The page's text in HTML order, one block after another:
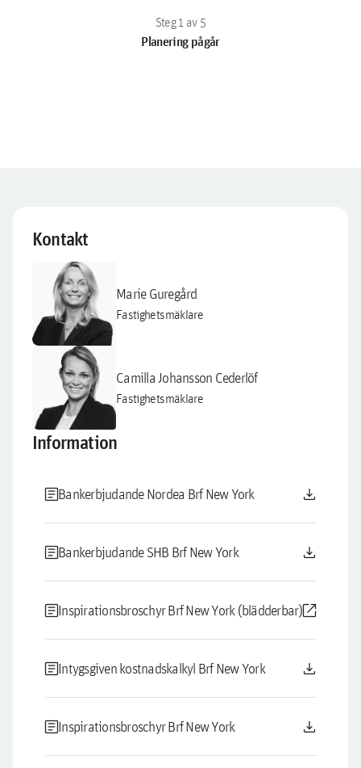
Planering pågår
Kontakt
Marie Guregård
Fastighetsmäklare
Camilla Johansson Cederlöf
Fastighetsmäklare
Information
articleBankerbjudande Nordea Brf New York download
articleBankerbjudande SHB Brf New York download
articleInspirationsbroschyr Brf New York (blädderbar)open_in_new
articleIntygsgiven kostnadskalkyl Brf New York download
articleInspirationsbroschyr Brf New York download